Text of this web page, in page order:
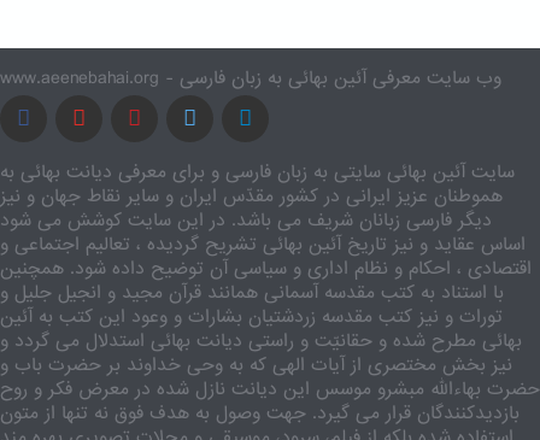
www.aeenebahai.org - وب سایت معرفی آئین بهائی به زبان فارسی
سایت آئین بهائی سایتی به زبان فارسی و برای معرفی دیانت بهائی به
هموطنان عزیز ایرانی در کشور مقدّس ایران و سایر نقاط جهان و نیز
دیگر فارسی زبانان شریف می باشد. در این سایت کوشش می شود
اساس عقاید و نیز تاریخ آئین بهائی تشریح گردیده ، تعالیم اجتماعی و
اقتصادی ، احکام و نظام اداری و سیاسی آن توضیح داده شود. همچنین
با استناد به کتب مقدسه آسمانی همانند قرآن مجید و انجیل جلیل و
تورات و نیز کتب مقدسه زردشتیان بشارات و وعود این کتب به آئین
بهائی مطرح شده و حقانیّت و راستی دیانت بهائی استدلال می گردد و
نیز بخش مختصری از آیات الهی که به وحی خداوند بر حضرت باب و
حضرت بهاءالله مبشرو موسس این دیانت نازل شده در معرض فکر و روح
بازدیدکنندگان قرار می گیرد. جهت وصول به هدف فوق نه تنها از متون